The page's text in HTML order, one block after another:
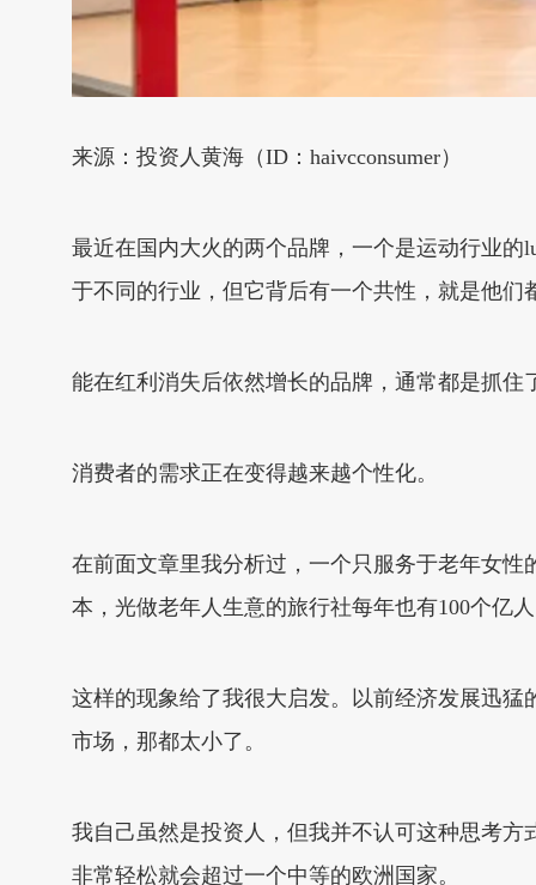
来源：投资人黄海（ID：haivcconsumer）
最近在国内大火的两个品牌，一个是运动行业
于不同的行业，但它背后有一个共性，就是他们
能在红利消失后依然增长的品牌，通常都是抓
消费者的需求正在变得越来越个性化。
在前面文章里我分析过，一个只服务于老年女
本，光做老年人生意的旅行社每年也有100个亿
这样的现象给了我很大启发。以前经济发展迅
市场，那都太小了。
我自己虽然是投资人，但我并不认可这种思考
非常轻松就会超过一个中等的欧洲国家。